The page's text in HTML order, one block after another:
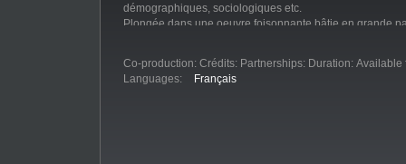
démographiques, sociologiques etc.
Plongée dans une oeuvre foisonnante bâtie en grande
Co-production: Crédits: Partnerships: Duration: Available
Languages:
Français